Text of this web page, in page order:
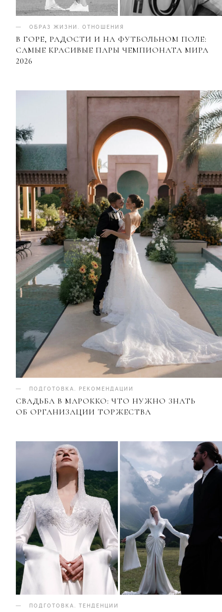
ОБРАЗ ЖИЗНИ . ОТНОШЕНИЯ
В ГОРЕ, РАДОСТИ И НА ФУТБОЛЬНОМ ПОЛЕ:
САМЫЕ КРАСИВЫЕ ПАРЫ ЧЕМПИОНАТА МИРА
2026
ПОДГОТОВКА. РЕКОМЕНДАЦИИ
СВАДЬБА В МАРОККО: ЧТО НУЖНО ЗНАТЬ
ОБ ОРГАНИЗАЦИИ ТОРЖЕСТВА
ПОДГОТОВКА. ТЕНДЕНЦИИ